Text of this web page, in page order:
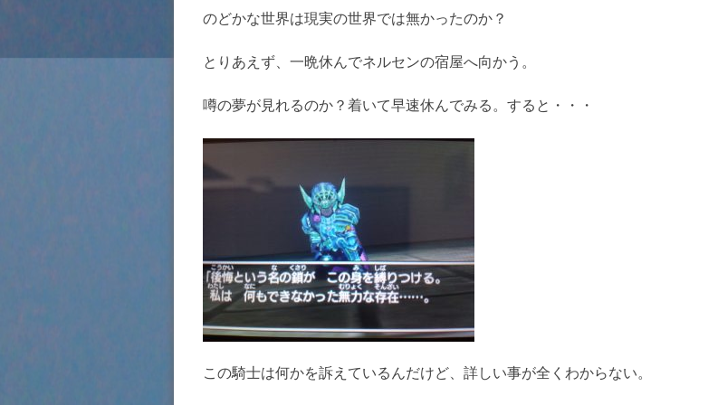
のどかな世界は現実の世界では無かったのか？
とりあえず、一晩休んでネルセンの宿屋へ向かう。
噂の夢が見れるのか？着いて早速休んでみる。すると・・・
この騎士は何かを訴えているんだけど、詳しい事が全くわからない。